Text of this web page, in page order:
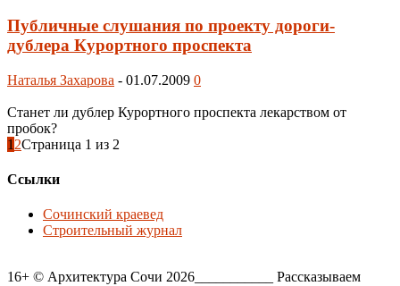
Публичные слушания по проекту дороги-
дублера Курортного проспекта
Наталья Захарова - 01.07.2009 0
Станет ли дублер Курортного проспекта лекарством от
пробок?
1 2Страница 1 из 2
Ссылки
Сочинский краевед
Строительный журнал
16+ © Архитектура Сочи 2026___________ Рассказываем